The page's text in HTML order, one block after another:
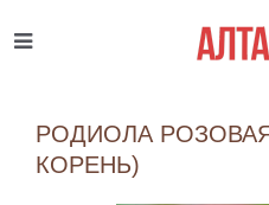
РОДИОЛА
КОРЕНЬ)